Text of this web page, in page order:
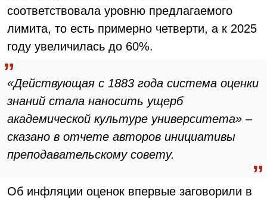
соответствовала уровню предлагаемого
лимита, то есть примерно четверти, а к 2025
году увеличилась до 60%.
«Действующая с 1883 года система оценки
знаний стала наносить ущерб
академической культуре университета» –
сказано в отчете авторов инициативы
преподавательскому совету.
Об инфляции оценок впервые заговорили в